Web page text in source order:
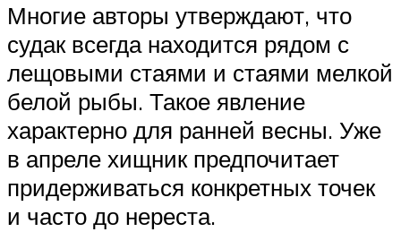
Многие авторы утверждают, что
судак всегда находится рядом с
лещовыми стаями и стаями мелкой
белой рыбы. Такое явление
характерно для ранней весны. Уже
в апреле хищник предпочитает
придерживаться конкретных точек
и часто до нереста.